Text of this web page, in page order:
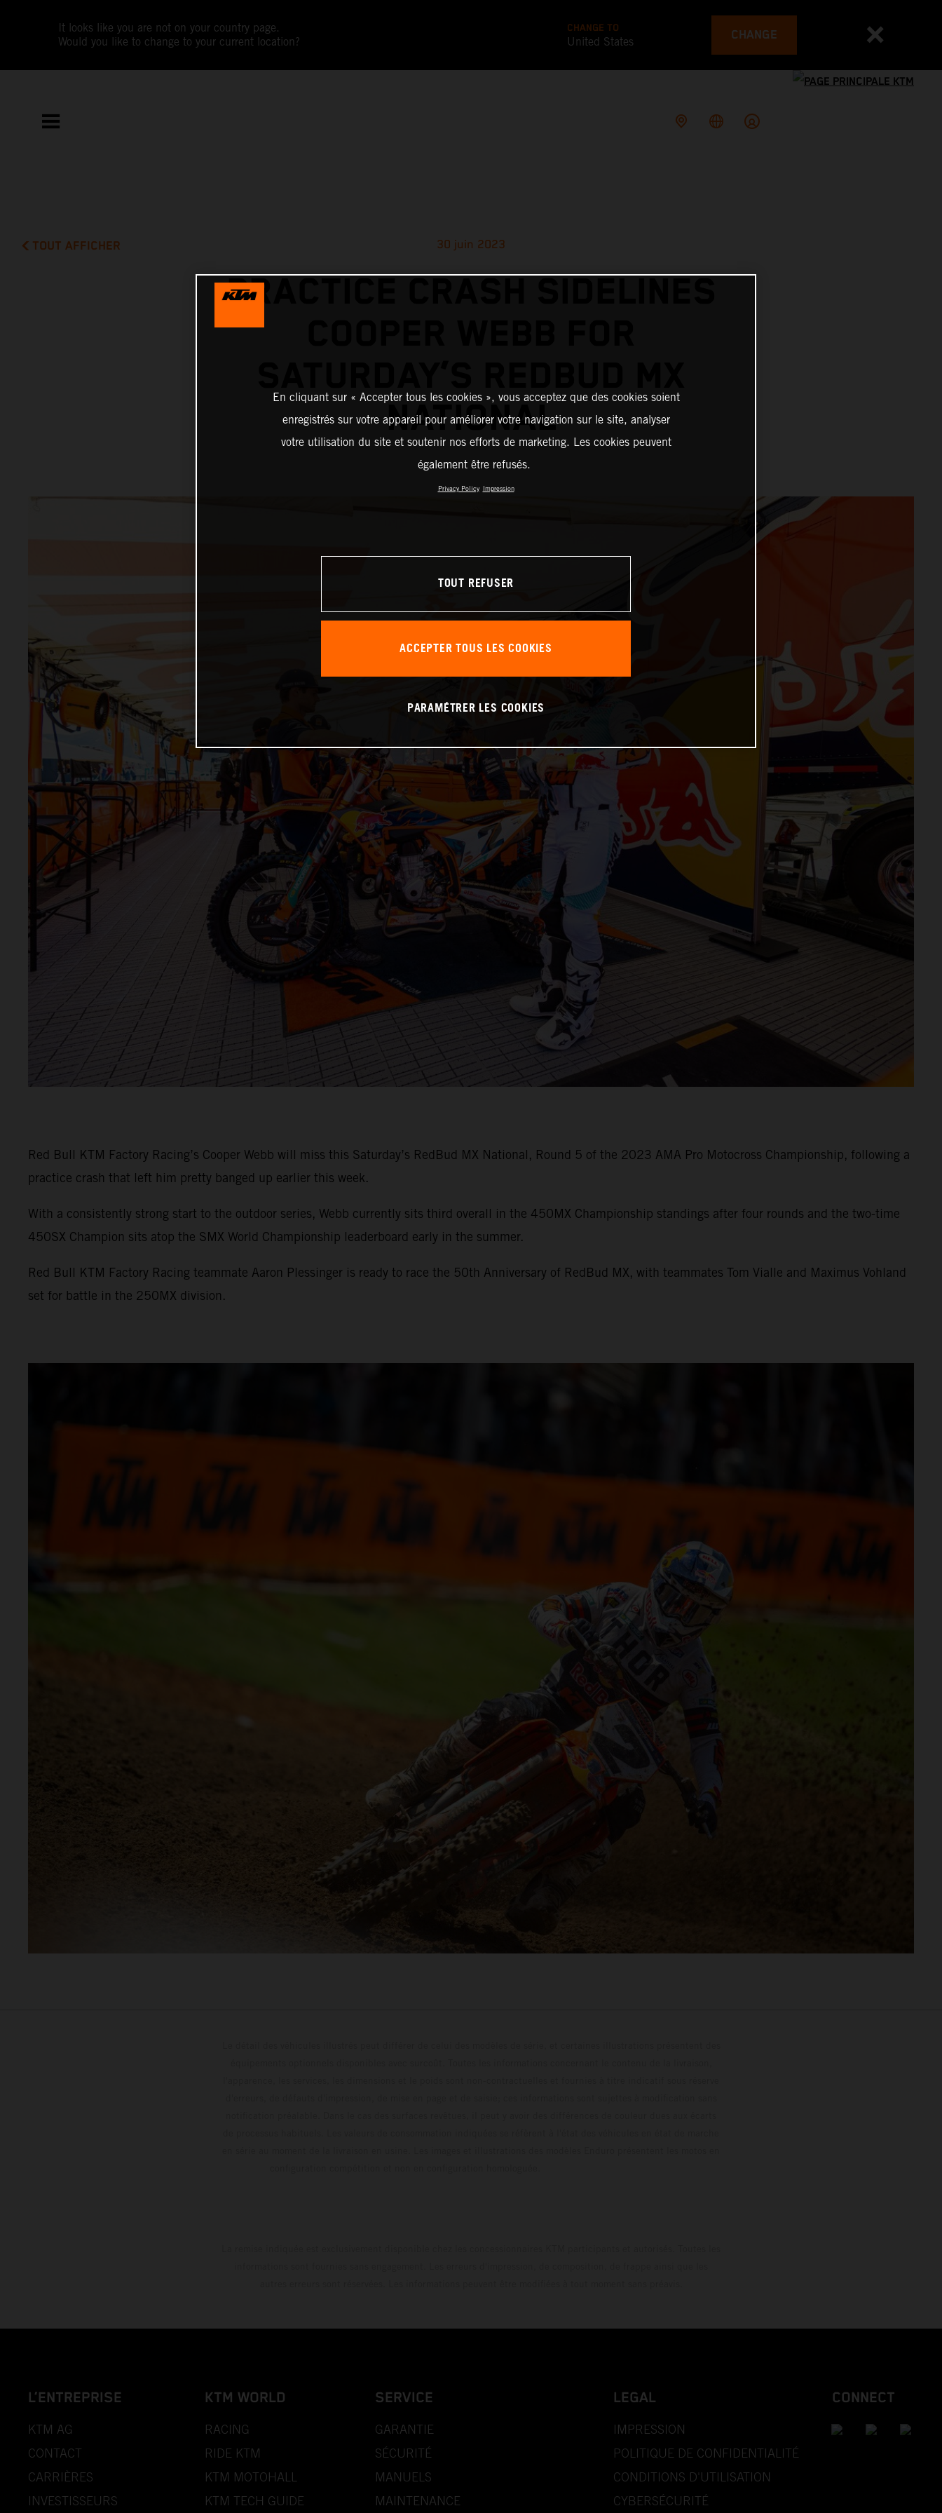
It looks like you are not on your country page.
Would you like to change to your current location?
CHANGE TO
United States CHANGE
TOUT AFFICHER 30 juin 2023
PRACTICE CRASH SIDELINES
NATIONAL
Red Bull KTM Factory Racing’s Cooper Webb will miss this Saturday’s RedBud MX National, Round 5 of the 2023 AMA Pro Motocross Championship, following a
practice crash that left him pretty banged up earlier this week.
With a consistently strong start to the outdoor series, Webb currently sits third overall in the 450MX Championship standings after four rounds and the two-time
450SX Champion sits atop the SMX World Championship leaderboard early in the summer.
Red Bull KTM Factory Racing teammate Aaron Plessinger is ready to race the 50th Anniversary of RedBud MX, with teammates Tom Vialle and Maximus Vohland
set for battle in the 250MX division.
L’ENTREPRISE
KTM AG
CONTACT
CARRIÈRES
INVESTISSEURS
KTM WORLD
RACING
RIDE KTM
KTM MOTOHALL
KTM TECH GUIDE
SERVICE
GARANTIE
SÉCURITÉ
MANUELS
MAINTENANCE
LEGAL
IMPRESSION
POLITIQUE DE CONFIDENTIALITÉ
CONDITIONS D'UTILISATION
CYBERSÉCURITÉ
CONNECT
En cliquant sur « Accepter tous les cookies », vous acceptez que des cookies soient
enregistrés sur votre appareil pour améliorer votre navigation sur le site, analyser
votre utilisation du site et soutenir nos efforts de marketing. Les cookies peuvent
également être refusés.
Privacy Policy Impression
TOUT REFUSER
ACCEPTER TOUS LES COOKIES
PARAMÉTRER LES COOKIES